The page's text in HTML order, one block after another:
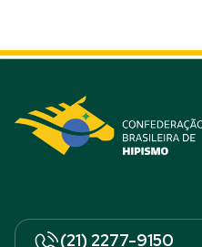
(21) 2277-9150